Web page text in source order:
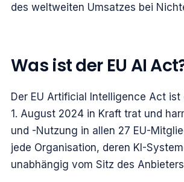
des weltweiten Umsatzes bei
Was ist der EU AI
Der EU Artificial Intelligence Act
1. August 2024 in Kraft trat und
und -Nutzung in allen 27 EU-
jede Organisation, deren KI-
unabhängig vom Sitz des